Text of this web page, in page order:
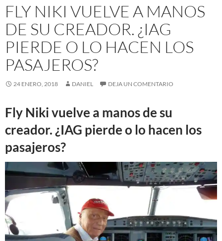
FLY NIKI VUELVE A MANOS
DE SU CREADOR. ¿IAG
PIERDE O LO HACEN LOS
PASAJEROS?
24 ENERO, 2018 DANIEL DEJA UN COMENTARIO
Fly Niki vuelve a manos de su
creador. ¿IAG pierde o lo hacen los
pasajeros?